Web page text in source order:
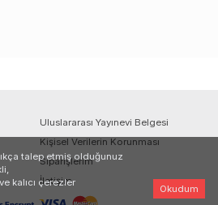
Uluslararası Yayınevi Belgesi
Kişisel Verilerin Korunması
Siparişlerim
İletişim
talep etmiş olduğunuz
kalıcı çerezler
Okudum